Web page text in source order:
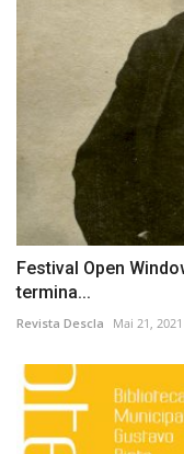
Festival Open
termina...
Revista Descla Mai 21, 2021